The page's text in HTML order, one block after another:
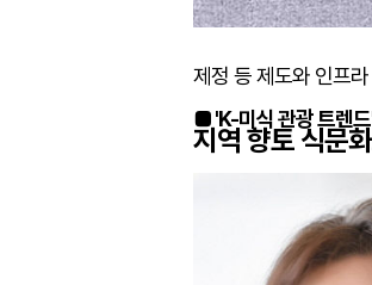
제정 등 제도와 인프
■ 'K-미식 관광 트렌
지역 향토 식문